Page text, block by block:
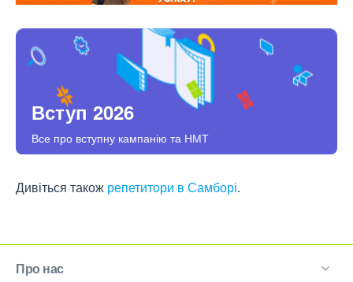
Вступ 2026
Все про вступну кампанію та НМТ
Дивіться також репетитори в Самборі.
Про нас